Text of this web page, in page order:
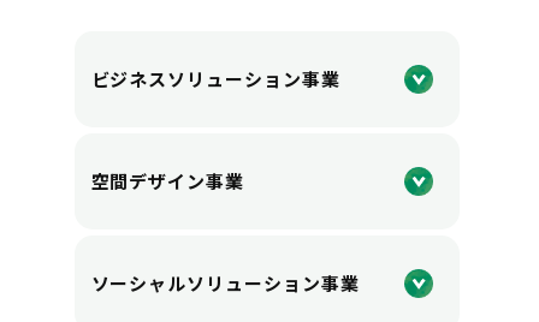
ビジネスソリューション事業
空間デザイン事業
ソーシャルソリューション事業